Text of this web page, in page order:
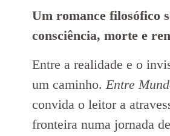
Um romance filosófico
consciência, morte e
Entre a realidade e o
um caminho. Entre
convida o leitor a
fronteira numa jornada de